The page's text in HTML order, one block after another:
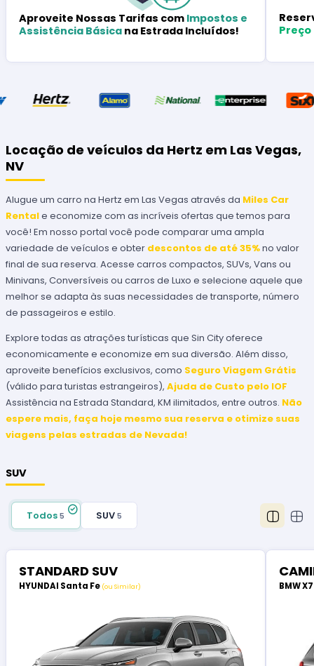
Aproveite Nossas Tarifas com Impostos e
Assistência Básica na Estrada Incluídos!
Preço
Locação de veículos da Hertz em Las Vegas,
NV
Alugue um carro na Hertz em Las Vegas através da Miles Car
Rentale economize com as incríveis ofertas que temos para
você! Em nosso portal você pode comparar uma ampla
variedade de veículos e obter descontos de até 35%no valor
final de sua reserva. Acesse carros compactos, SUVs, Vans ou
Minivans, Conversíveis ou carros de Luxo e selecione aquele que
melhor se adapta às suas necessidades de transporte, número
de passageiros e estilo.
Explore todas as atrações turísticas que Sin City oferece
economicamente e economize em sua diversão. Além disso,
aproveite benefícios exclusivos, como Seguro Viagem Grátis
(válido para turistas estrangeiros),Ajuda de Custo pelo IOF
Assistência na Estrada Standard, KM ilimitados, entre outros. Não
espere mais, faça hoje mesmo sua reserva e otimize suas
viagens pelas estradas de Nevada!
SUV
Todos5 SUV 5
STANDARD SUV
HYUNDAI Santa Fe (ou Similar) BMW